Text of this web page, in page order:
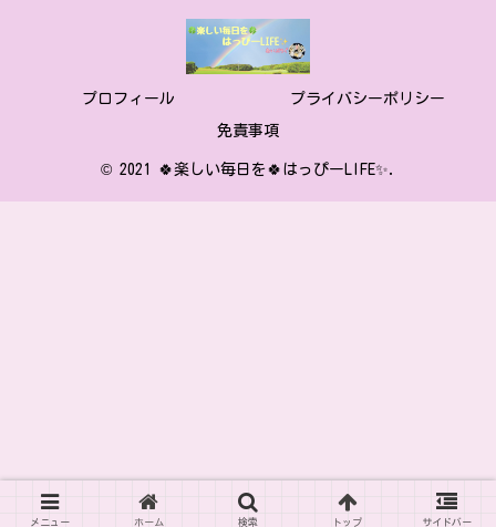
プロフィール プライバシーポリシー
免責事項
© 2021 🍀楽しい毎日を🍀はっぴーLIFE✨.
メニュー ホーム 検索 トップ サイドバー